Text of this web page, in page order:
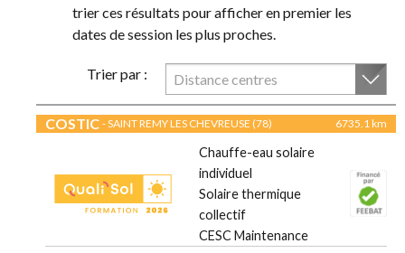
trier ces résultats pour afficher en premier les
dates de session les plus proches.
Trier par : Distance centres
COSTIC - SAINT REMY LES CHEVREUSE (78) 6735.1 km
Chauffe-eau solaire
individuel
Solaire thermique
collectif
CESC Maintenance